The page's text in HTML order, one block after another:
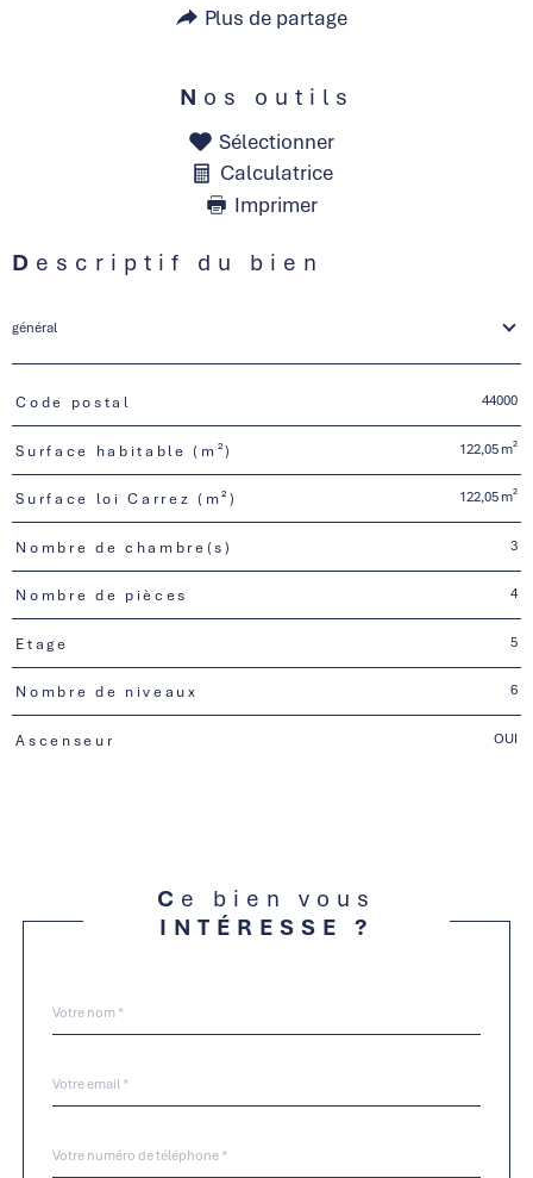
Plus de partage
Nos outils
Sélectionner
Calculatrice
Imprimer
Descriptif du bien
général
TRAD_PAMPERO_Caracteristique
Code postal 44000
Surface habitable (m²) 122,05 m²
Surface loi Carrez (m²) 122,05 m²
Nombre de chambre(s) 3
Nombre de pièces 4
Etage 5
Nombre de niveaux 6
Ascenseur OUI
Ce bien vous
INTÉRESSE ?
*
*
*